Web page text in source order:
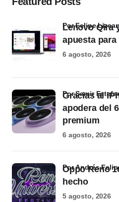
Lenovo Qira
apuesta
por Felipe
6 agosto, 2026
Gracias al
apodera del
premium
por Samir
6 agosto, 2026
Oppo Reno
hecho
por Andrés
5 agosto, 2026